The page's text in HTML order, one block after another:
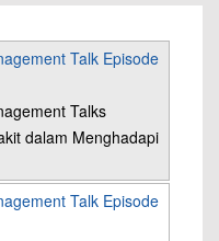
Talk Episode
Talks
dalam Menghadapi
Talk Episode